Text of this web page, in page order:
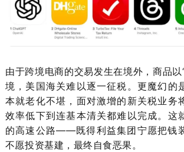
由于跨境电商的交易发生在境外，商品以
境，美国海关难以逐一征税。更魔幻的
本就老化不堪，面对激增的新关税业务
效率低下到连基本清关都难以完成。这
的高速公路——既得利益集团宁愿把钱
不愿投资基建，最终自食恶果。